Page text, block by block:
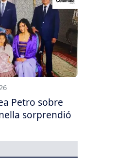
Petro sobre
sorprendió